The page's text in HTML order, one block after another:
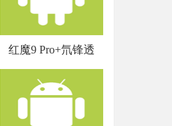
红魔9 Pro+氘锋透